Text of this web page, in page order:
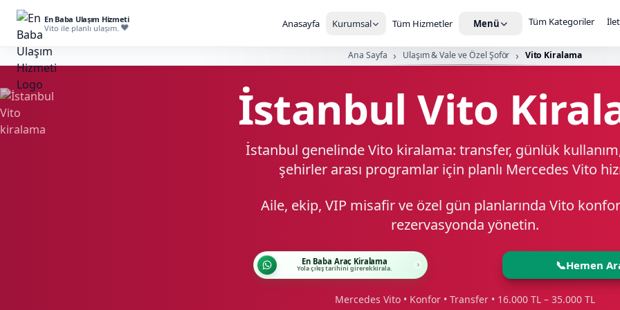
En Baba Ulaşım Hizmeti
Vito ile planlı ulaşım.
Anasayfa Kurumsal Tüm Hizmetler Menü Tüm Kategoriler
Ana Sayfa Ulaşım & Vale ve Özel Şoför Vito Kiralama
İstanbul Vito
İstanbul genelinde Vito kiralama: transfer, günlük
şehirler arası programlar için planlı Mercedes Vito
Aile, ekip, VIP misafir ve özel gün planlarında Vito
rezervasyonda yönetin.
En Baba Araç Kiralama
Yola çıkış tarihini girerek kirala. 📞Hemen
Mercedes Vito • Konfor • Transfer • 16.000 TL – 35.000 TL